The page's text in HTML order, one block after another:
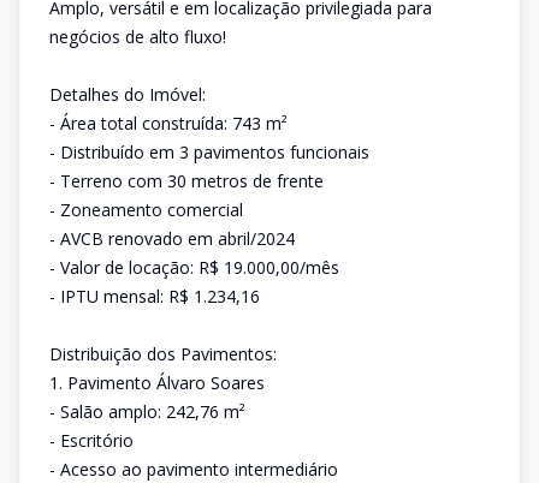
Amplo, versátil e em localização privilegiada para
negócios de alto fluxo!
Detalhes do Imóvel:
- Área total construída: 743 m²
- Distribuído em 3 pavimentos funcionais
- Terreno com 30 metros de frente
- Zoneamento comercial
- AVCB renovado em abril/2024
- Valor de locação: R$ 19.000,00/mês
- IPTU mensal: R$ 1.234,16
Distribuição dos Pavimentos:
1. Pavimento Álvaro Soares
- Salão amplo: 242,76 m²
- Escritório
- Acesso ao pavimento intermediário